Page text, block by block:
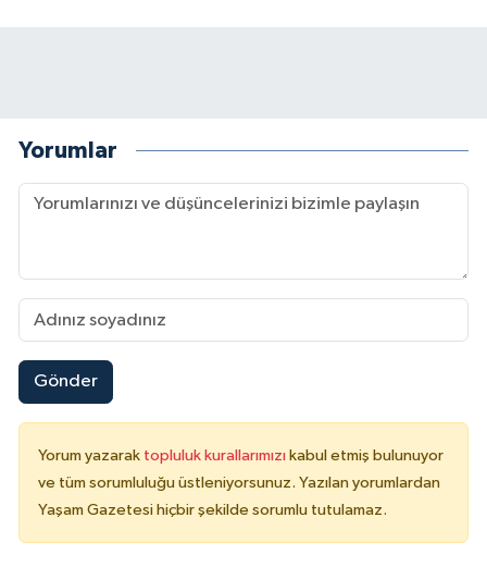
Yorumlar
Gönder
Yorum yazarak topluluk kurallarımızı kabul etmiş bulunuyor
ve tüm sorumluluğu üstleniyorsunuz. Yazılan yorumlardan
Yaşam Gazetesi hiçbir şekilde sorumlu tutulamaz.